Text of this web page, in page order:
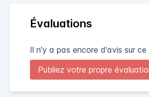
Évaluations
Il n'y a pas encore d'avis sur ce
Publiez votre propre